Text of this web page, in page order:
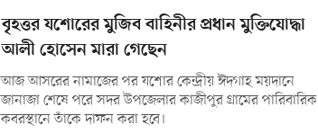
বৃহত্তর যশোরের মুজিব বাহিনীর প্রধান মুক্তিযোদ্ধা
আলী হোসেন মারা গেছেন
আজ আসরের নামাজের পর যশোর কেন্দ্রীয় ঈদগাহ ময়দানে
জানাজা শেষে পরে সদর উপজেলার কাজীপুর গ্রামের পারিবারিক
কবরস্থানে তাঁকে দাফন করা হবে।